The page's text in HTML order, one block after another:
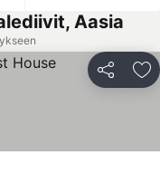
Aasia
Jaa